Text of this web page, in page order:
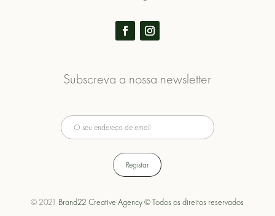
Subscreva a nossa newsletter
© 2021 Brand22 Creative Agency © Todos os direitos reservados